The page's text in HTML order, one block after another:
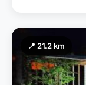
📍 21.2 km